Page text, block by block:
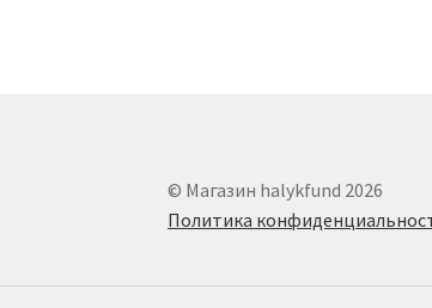
© Магазин halykfund 2026
Политика